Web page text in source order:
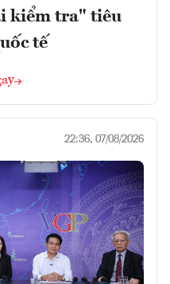
kiểm tra" tiêu
tế
22:36, 07/08/2026